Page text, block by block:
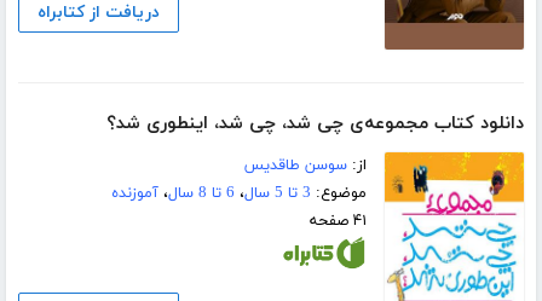
دریافت از کتابراه
دانلود کتاب مجموعه‌ی چی شد، چی شد، اینطوری شد؟
از:سوسن طاقدیس
موضوع: 3 تا 5 سال ، 6 تا 8 سال ،آموزنده
۴۱ صفحه